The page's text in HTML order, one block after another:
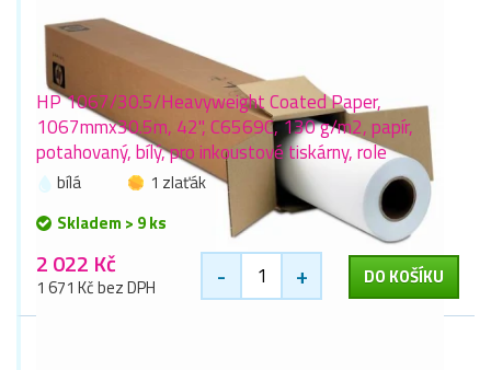
HP 1067/30.5/Heavyweight Coated Paper,
1067mmx30.5m, 42", C6569C, 130 g/m2, papír,
potahovaný, bílý, pro inkoustové tiskárny, role
bílá
1 zlaťák
Skladem > 9 ks
2 022 Kč
1 671 Kč bez DPH - + DO KOŠÍKU